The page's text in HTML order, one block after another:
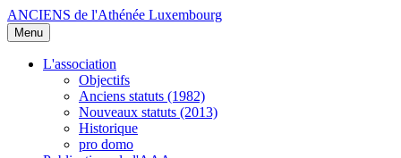
ANCIENS de l'Athénée Luxembourg
Menu
L'association
Objectifs
Anciens statuts (1982)
Nouveaux statuts (2013)
Historique
pro domo